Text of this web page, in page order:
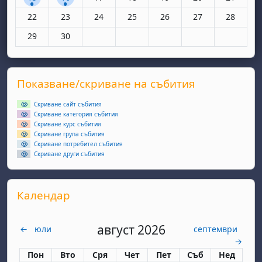
Няма събития, понеделник, 22 юни
22 Няма събития, вторник, 23 юни
23 Няма събития, сряда, 24 юни
24 Няма събития, четвъртък, 25 юни
25 Няма събития, петък, 26
26 Няма събития,
27 Няма
28
Няма събития, понеделник, 29 юни
29 Няма събития, вторник, 30 юни
30
Supplementary blocks
Прескочи Показване/скриване на събития
Показване/скриване на събития
Скриване сайт събития
Скриване категория събития
Скриване курс събития
Скриване група събития
Скриване потребител събития
Скриване други събития
Прескочи Календар
Календар
← юли август 2026
септември
→
Понеделник
Пон вторник
Вто сряда
Сря четвъртък
Чет петък
Пет събота
Съб неделя
Нед